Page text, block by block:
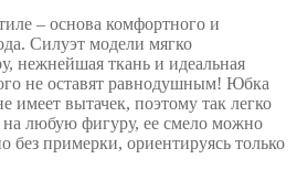
– основа комфортного и
Силуэт модели мягко
нежнейшая ткань и идеальная
не оставят равнодушным! Юбка
имеет вытачек, поэтому так легко
на любую фигуру, ее смело можно
без примерки, ориентируясь только